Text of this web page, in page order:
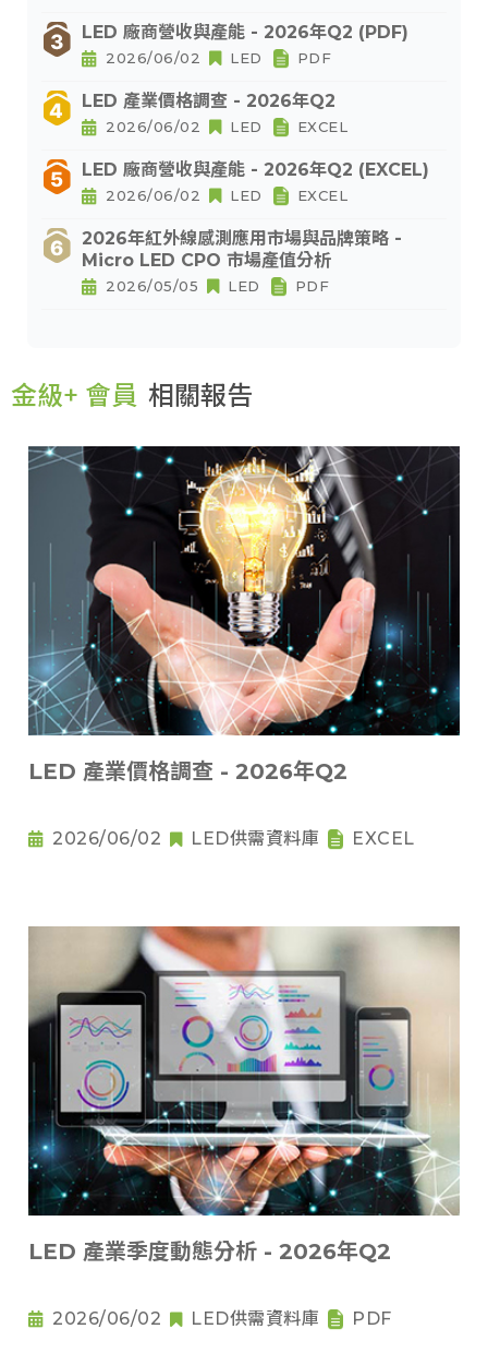
LED 廠商營收與產能 - 2026年Q2 (PDF)
2026/06/02 LED PDF
LED 產業價格調查 - 2026年Q2
2026/06/02 LED EXCEL
LED 廠商營收與產能 - 2026年Q2 (EXCEL)
2026/06/02 LED EXCEL
2026年紅外線感測應用市場與品牌策略 -
Micro LED CPO 市場產值分析
2026/05/05 LED PDF
金級+ 會員 相關報告
LED 產業價格調查 - 2026年Q2
2026/06/02 LED供需資料庫 EXCEL
LED 產業季度動態分析 - 2026年Q2
2026/06/02 LED供需資料庫 PDF